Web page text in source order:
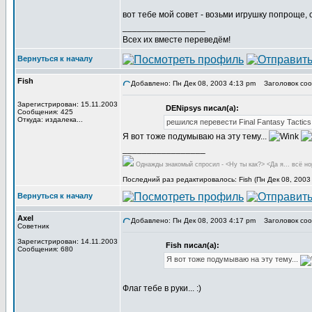
вот тебе мой совет - возьми игрушку
Всех их вместе переведём!
Вернуться к началу
Fish
Зарегистрирован: 15.11.2003
Сообщения: 425
Откуда: издалека...
Добавлено: Пн Дек 08, 2003 4:13 pm Заголовок
DENipsys писал(а):
решился перевести Final Fantasy
Я вот тоже подумываю на эту тему...
Однажды знакомый спросил - <Ну ты как?> <Да я... всё
Последний раз редактировалось: Fish (Пн Дек 08,
Вернуться к началу
Axel
Советник
Зарегистрирован: 14.11.2003
Сообщения: 680
Добавлено: Пн Дек 08, 2003 4:17 pm Заголовок
Fish писал(а):
Я вот тоже подумываю на эту тему...
Флаг тебе в руки... :)